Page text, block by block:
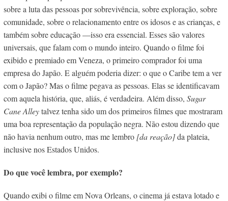
sobre a luta das pessoas por sobrevivência, sobre exploração, sobre
comunidade, sobre o relacionamento entre os idosos e as crianças, e
também sobre educação —isso era essencial. Esses são valores
universais, que falam com o mundo inteiro. Quando o filme foi
exibido e premiado em Veneza, o primeiro comprador foi uma
empresa do Japão. E alguém poderia dizer: o que o Caribe tem a ver
com o Japão? Mas o filme pegava as pessoas. Elas se identificavam
com aquela história, que, aliás, é verdadeira. Além disso, Sugar
Cane Alleytalvez tenha sido um dos primeiros filmes que mostraram
uma boa representação da população negra. Não estou dizendo que
não havia nenhum outro, mas me lembro [da reação]da plateia,
inclusive nos Estados Unidos.
Do que você lembra, por exemplo?
Quando exibi o filme em Nova Orleans, o cinema já estava lotado e